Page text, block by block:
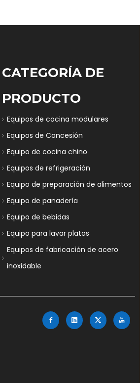
CATEGORÍA DE
PRODUCTO
Equipos de cocina modulares
Equipos de Concesión
Equipo de cocina chino
Equipos de refrigeración
Equipo de preparación de alimentos
Equipo de panadería
Equipo de bebidas
Equipo para lavar platos
Equipos de fabricación de acero
inoxidable